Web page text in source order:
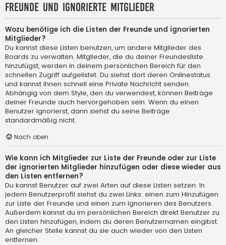
Freunde und ignorierte Mitglieder
Wozu benötige ich die Listen der Freunde und ignorierten
Mitglieder?
Du kannst diese Listen benutzen, um andere Mitglieder des
Boards zu verwalten. Mitglieder, die du deiner Freundesliste
hinzufügst, werden in deinem persönlichen Bereich für den
schnellen Zugriff aufgelistet. Du siehst dort deren Onlinestatus
und kannst ihnen schnell eine Private Nachricht senden.
Abhängig von dem Style, den du verwendest, können Beiträge
deiner Freunde auch hervorgehoben sein. Wenn du einen
Benutzer ignorierst, dann siehst du seine Beiträge
standardmäßig nicht.
Nach oben
Wie kann ich Mitglieder zur Liste der Freunde oder zur Liste
der ignorierten Mitglieder hinzufügen oder diese wieder aus
den Listen entfernen?
Du kannst Benutzer auf zwei Arten auf diese Listen setzen: In
jedem Benutzerprofil siehst du zwei Links: einen zum Hinzufügen
zur Liste der Freunde und einen zum Ignorieren des Benutzers.
Außerdem kannst du im persönlichen Bereich direkt Benutzer zu
den Listen hinzufügen, indem du deren Benutzernamen eingibst.
An gleicher Stelle kannst du sie auch wieder von den Listen
entfernen.